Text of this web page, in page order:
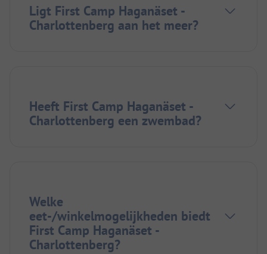
Ligt First Camp Haganäset -
Charlottenberg aan het meer?
Heeft First Camp Haganäset -
Charlottenberg een zwembad?
Welke
eet-/winkelmogelijkheden biedt
First Camp Haganäset -
Charlottenberg?